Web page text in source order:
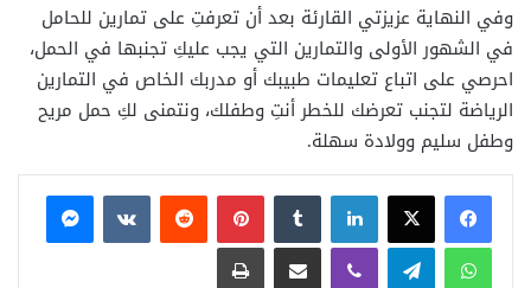
وفي النهاية عزيزتي القارئة بعد أن تعرفتِ على تمارين للحامل
في الشهور الأولى والتمارين التي يجب عليكِ تجنبها في الحمل،
احرصي على اتباع تعليمات طبيبك أو مدربك الخاص في التمارين
الرياضة لتجنب تعرضك للخطر أنتِ وطفلك، ونتمنى لكِ حمل مريح
وطفل سليم وولادة سهلة.
فيسبوكX لينكدإن بينتيريست
ماسنجر
واتساب تيلقرام ڤايبر مشاركة عبر البريد طباعة